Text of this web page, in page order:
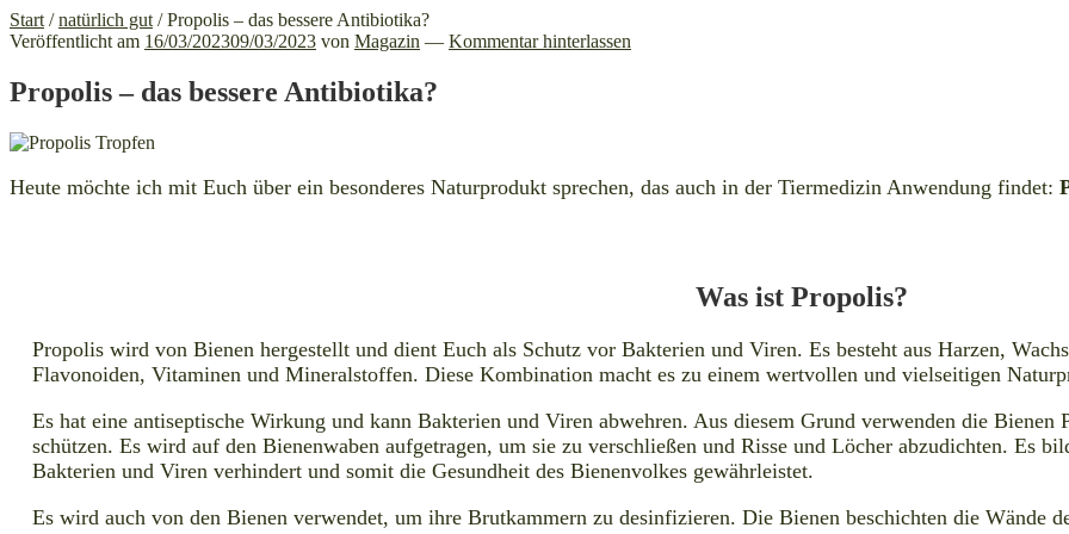
Start /natürlich gut /Propolis – das bessere Antibiotika?
Veröffentlicht am 16/03/202309/03/2023 von Magazin — Kommentar hinterlassen
Propolis – das bessere Antibiotika?
Heute möchte ich mit Euch über ein besonderes Naturprodukt sprechen, das auch in der Tiermedizin Anwendung findet:
Was ist Propolis?
Propolis wird von Bienen hergestellt und dient Euch als Schutz vor Bakterien und Viren. Es besteht aus Harzen,
Flavonoiden, Vitaminen und Mineralstoffen. Diese Kombination macht es zu einem wertvollen und vielseitigen
Es hat eine antiseptische Wirkung und kann Bakterien und Viren abwehren. Aus diesem Grund verwenden die
schützen. Es wird auf den Bienenwaben aufgetragen, um sie zu verschließen und Risse und Löcher abzudichten. Es
Bakterien und Viren verhindert und somit die Gesundheit des Bienenvolkes gewährleistet.
Es wird auch von den Bienen verwendet, um ihre Brutkammern zu desinfizieren. Die Bienen beschichten die Wände